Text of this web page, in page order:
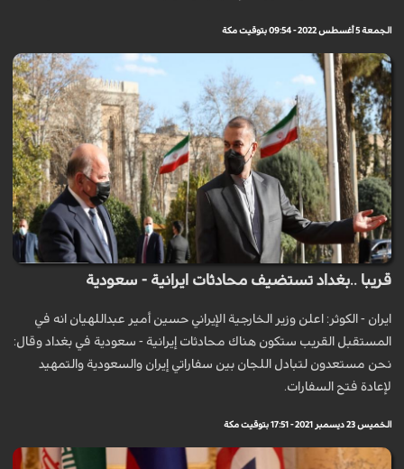
الجمعة 5 أغسطس 2022 - 09:54 بتوقيت مكة
قريبا ..بغداد تستضيف محادثات ايرانية - سعودية
ايران - الكوثر: اعلن وزير الخارجية الإيراني حسين أمير عبداللهيان انه في
المستقبل القريب ستكون هناك محادثات إيرانية - سعودية في بغداد وقال:
نحن مستعدون لتبادل اللجان بين سفاراتي إيران والسعودية والتمهيد
لإعادة فتح السفارات.
الخميس 23 ديسمبر 2021 - 17:51 بتوقيت مكة